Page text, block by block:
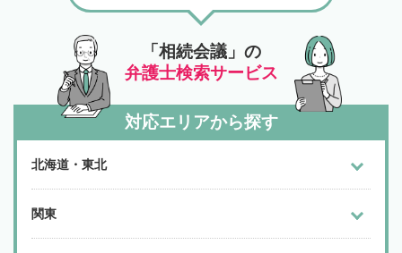
「相続会議」の
弁護士検索サービス
対応エリアから探す
北海道・東北
関東